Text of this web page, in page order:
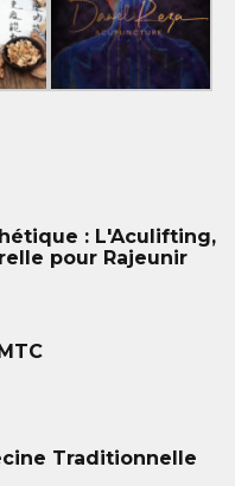
: L'Aculifting,
pour Rajeunir
Traditionnelle